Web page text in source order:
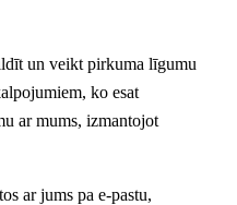
un veikt pirkuma līgumu
ko esat
ar mums, izmantojot
ar jums pa e-pastu,